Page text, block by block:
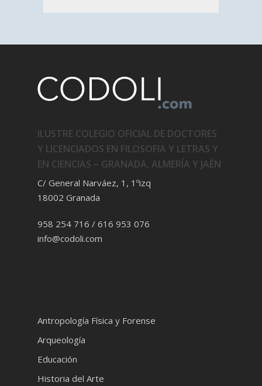
ILUSTRE COLEGIO OFICIAL DE DOCTORES
Y LICENCIADOS EN FILOSOFIA Y LETRAS Y
EN CIENCIAS – GRANADA, ALMERÍA Y JAÉN
C/ General Narváez, 1, 1ºizq
18002 Granada
958 254 716 / 616 953 076
info@codoli.com
Antropología Física y Forense
Arqueología
Educación
Historia del Arte